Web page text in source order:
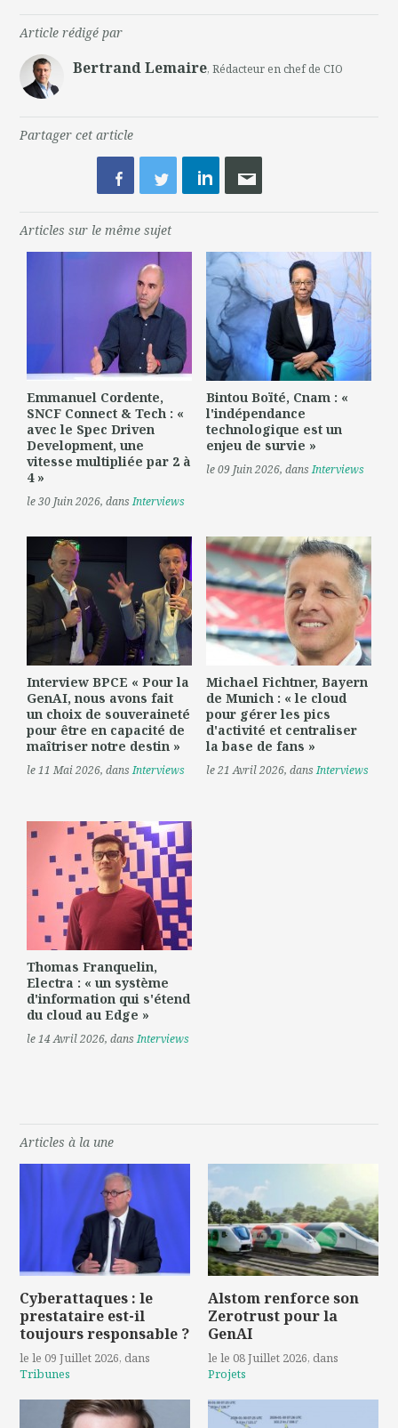
Article rédigé par
Bertrand Lemaire, Rédacteur en chef de CIO
Partager cet article
Articles sur le même sujet
Emmanuel Cordente,
SNCF Connect & Tech : «
avec le Spec Driven
Development, une
vitesse multipliée par 2 à
4 »
le 30 Juin 2026, dansInterviews
Bintou Boïté, Cnam : «
l'indépendance
technologique est un
enjeu de survie »
le 09 Juin 2026, dansInterviews
Interview BPCE « Pour la
GenAI, nous avons fait
un choix de souveraineté
pour être en capacité de
maîtriser notre destin »
le 11 Mai 2026, dansInterviews
Michael Fichtner, Bayern
de Munich : « le cloud
pour gérer les pics
d'activité et centraliser
la base de fans »
le 21 Avril 2026, dansInterviews
Thomas Franquelin,
Electra : « un système
d'information qui s'étend
du cloud au Edge »
le 14 Avril 2026, dansInterviews
Articles à la une
Cyberattaques : le
prestataire est-il
toujours responsable ?
le le 09 Juillet 2026, dans
Tribunes
Alstom renforce son
Zerotrust pour la
GenAI
le le 08 Juillet 2026, dans
Projets